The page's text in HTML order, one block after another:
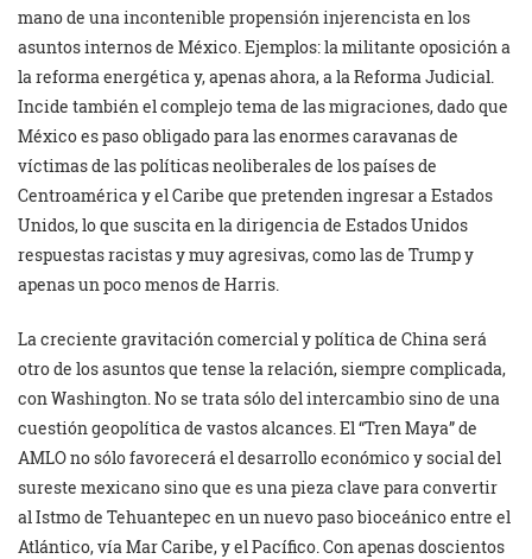
mano de una incontenible propensión injerencista en los
asuntos internos de México. Ejemplos: la militante oposición a
la reforma energética y, apenas ahora, a la Reforma Judicial.
Incide también el complejo tema de las migraciones, dado que
México es paso obligado para las enormes caravanas de
víctimas de las políticas neoliberales de los países de
Centroamérica y el Caribe que pretenden ingresar a Estados
Unidos, lo que suscita en la dirigencia de Estados Unidos
respuestas racistas y muy agresivas, como las de Trump y
apenas un poco menos de Harris.
La creciente gravitación comercial y política de China será
otro de los asuntos que tense la relación, siempre complicada,
con Washington. No se trata sólo del intercambio sino de una
cuestión geopolítica de vastos alcances. El “Tren Maya” de
AMLO no sólo favorecerá el desarrollo económico y social del
sureste mexicano sino que es una pieza clave para convertir
al Istmo de Tehuantepec en un nuevo paso bioceánico entre el
Atlántico, vía Mar Caribe, y el Pacífico. Con apenas doscientos